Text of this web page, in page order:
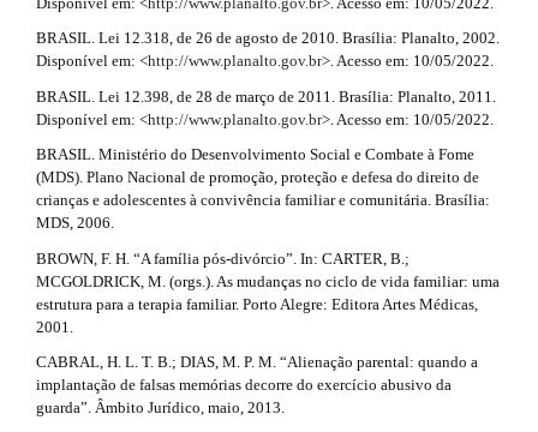
c
c
e
s
i
b
l
e
_
e
n
u
.
s
i
d
e
.
d
e
t
a
i
l
s
#
#
BRASIL. Lei 12.318, de 26 de agosto de 2010. Brasília: Planalto, 2002.
Disponível em: <http://www.planalto.gov.br>. Acesso em: 10/05/2022.
BRASIL. Lei 12.398, de 28 de março de 2011. Brasília: Planalto, 2011.
Disponível em: <http://www.planalto.gov.br>. Acesso em: 10/05/2022.
BRASIL. Ministério do Desenvolvimento Social e Combate à Fome
(MDS). Plano Nacional de promoção, proteção e defesa do direito de
crianças e adolescentes à convivência familiar e comunitária. Brasília:
MDS, 2006.
BROWN, F. H. “A família pós-divórcio”. In: CARTER, B.;
MCGOLDRICK, M. (orgs.). As mudanças no ciclo de vida familiar: uma
estrutura para a terapia familiar. Porto Alegre: Editora Artes Médicas,
2001.
CABRAL, H. L. T. B.; DIAS, M. P. M. “Alienação parental: quando a
implantação de falsas memórias decorre do exercício abusivo da
guarda”. Âmbito Jurídico, maio, 2013.